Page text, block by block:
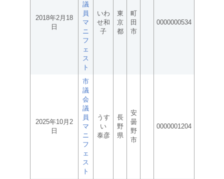
2018年2月18
日
議
員
マ
ニ
フ
ェ
ス
ト
いわ
せ和
子
東
京
都
町
田
市
0000000534
2025年10月2
日
市
議
会
議
員
マ
ニ
フ
ェ
ス
ト
うす
い
泰彦
長
野
県
安
曇
野
市
0000001204